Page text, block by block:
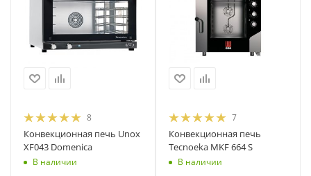
8
Конвекционная печь Unox
XF043 Domenica
В наличии
7
Конвекционная печь
Tecnoeka MKF 664 S
В наличии